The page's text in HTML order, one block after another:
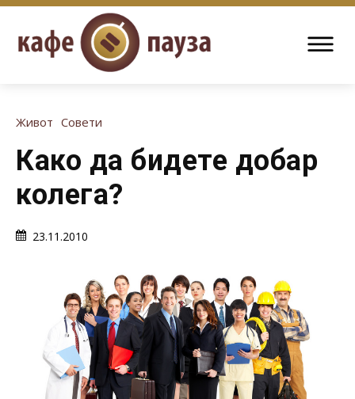
Живот Совети
Како да бидете добар
колега?
23.11.2010